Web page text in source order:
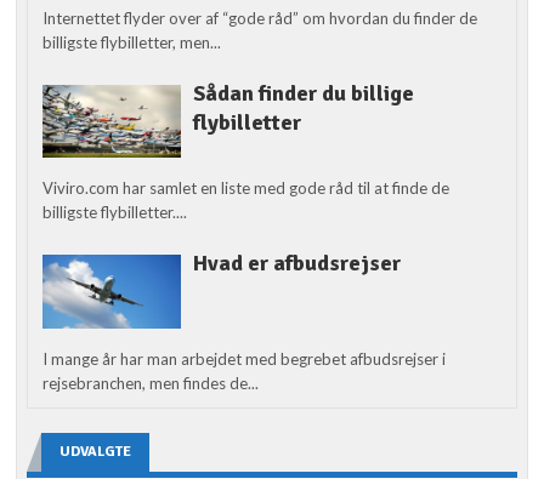
Internettet flyder over af “gode råd” om hvordan du finder de
billigste flybilletter, men...
Sådan finder du billige
flybilletter
Viviro.com har samlet en liste med gode råd til at finde de
billigste flybilletter....
Hvad er afbudsrejser
I mange år har man arbejdet med begrebet afbudsrejser i
rejsebranchen, men findes de...
UDVALGTE